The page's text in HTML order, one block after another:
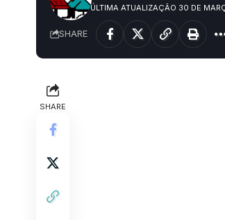
ÚLTIMA ATUALIZAÇÃO 30 DE
SHARE
SHARE